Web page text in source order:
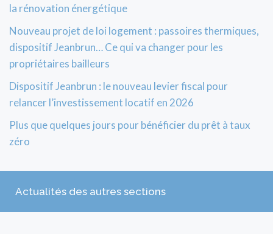
la rénovation énergétique
Nouveau projet de loi logement : passoires thermiques,
dispositif Jeanbrun… Ce qui va changer pour les
propriétaires bailleurs
Dispositif Jeanbrun : le nouveau levier fiscal pour
relancer l’investissement locatif en 2026
Plus que quelques jours pour bénéficier du prêt à taux
zéro
Actualités des autres sections